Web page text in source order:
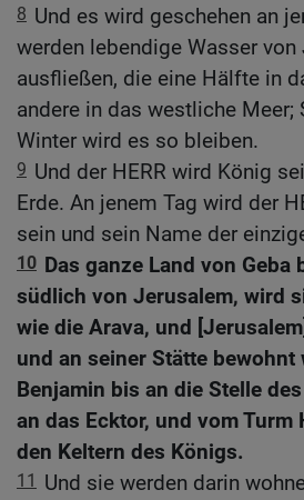
8 Und es wird geschehen an
werden lebendige Wasser von
ausfließen, die eine Hälfte in
andere in das westliche Meer;
Winter wird es so bleiben.
9 Und der HERR wird König
Erde. An jenem Tag wird der
sein und sein Name der
10 Das ganze Land von Geba
südlich von Jerusalem, wird
wie die Arava, und
und an seiner Stätte bewohnt
Benjamin bis an die Stelle
an das Ecktor, und vom Turm
den Keltern des Königs.
11
Und sie werden darin